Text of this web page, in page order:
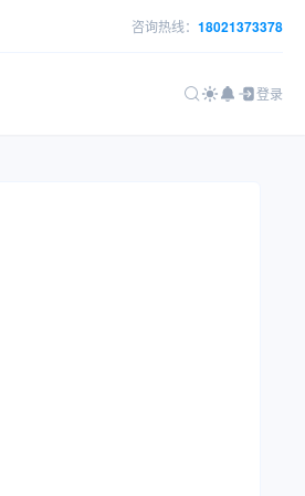
咨询热线： 18021373378
登录